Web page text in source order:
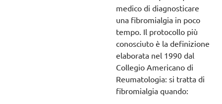
medico di diagnosticare
una fibromialgia in poco
tempo. Il protocollo più
conosciuto è la definizione
elaborata nel 1990 dal
Collegio Americano di
Reumatologia: si tratta di
fibromialgia quando: